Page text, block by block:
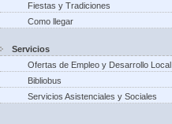
Fiestas y Tradiciones
Como llegar
Servicios
Ofertas de Empleo y Desarrollo Local
Bibliobus
Servicios Asistenciales y Sociales